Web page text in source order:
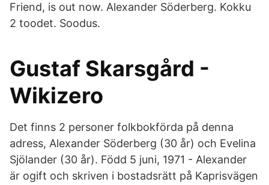
Friend, is out now. Alexander Söderberg. Kokku
2 toodet. Soodus.
Gustaf Skarsgård -
Wikizero
Det finns 2 personer folkbokförda på denna
adress, Alexander Söderberg (30 år) och Evelina
Sjölander (30 år). Född 5 juni, 1971 - Alexander
är ogift och skriven i bostadsrätt på Kaprisvägen